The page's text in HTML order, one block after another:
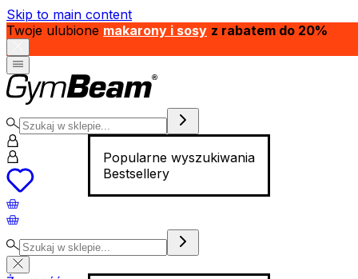
Skip to main content
Twoje ulubione makarony i sosy z rabatem do 20%
Popularne wyszukiwania
Bestsellery